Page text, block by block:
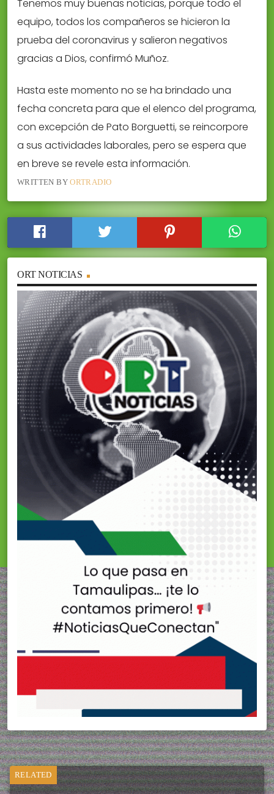
Tenemos muy buenas noticias, porque todo el
equipo, todos los compañeros se hicieron la
prueba del coronavirus y salieron negativos
gracias a Dios, confirmó Muñoz.
Hasta este momento no se ha brindado una
fecha concreta para que el elenco del programa,
con excepción de Pato Borguetti, se reincorpore
a sus actividades laborales, pero se espera que
en breve se revele esta información.
WRITTEN BYORTRADIO
ORT NOTICIAS
RELATED